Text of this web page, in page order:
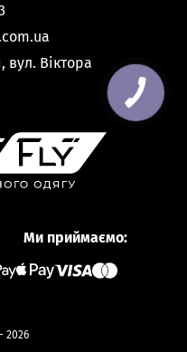
Ми приймаємо:
Віктора
2026